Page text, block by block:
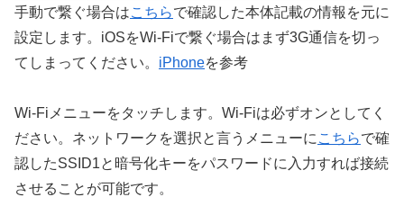
手動で繋ぐ場合はこちらで確認した本体記載の情報を元に
設定します。iOSをWi-Fiで繋ぐ場合はまず3G通信を切っ
てしまってください。 iPhoneを参考
Wi-Fiメニューをタッチします。Wi-Fiは必ずオンとしてく
ださい。ネットワークを選択と言うメニューに こちらで確
認したSSID1と暗号化キーをパスワードに入力すれば接続
させることが可能です。